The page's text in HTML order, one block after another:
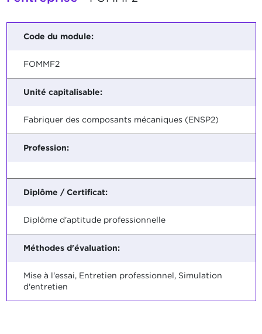
Code du module:
FOMMF2
Unité capitalisable:
Fabriquer des composants mécaniques (ENSP2)
Profession:
Diplôme / Certificat:
Diplôme d'aptitude professionnelle
Méthodes d'évaluation:
Mise à l'essai, Entretien professionnel, Simulation
d'entretien